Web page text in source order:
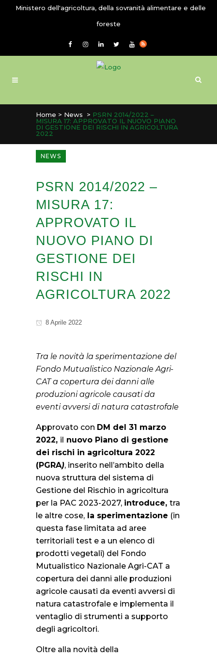
Ministero dell'agricoltura, della sovranità alimentare e delle
foreste
Home > News > PSRN 2014/2022 –
MISURA 17: APPROVATO IL NUOVO PIANO
DI GESTIONE DEI RISCHI IN AGRICOLTURA
2022
NEWS
PSRN 2014/2022 –
MISURA 17:
APPROVATO IL
NUOVO PIANO DI
GESTIONE DEI
RISCHI IN
AGRICOLTURA 2022
8 Aprile 2022
Tra le novità la sperimentazione del
Fondo Mutualistico Nazionale Agri-
CAT a copertura dei danni alle
produzioni agricole causati da
eventi avversi di natura catastrofale
Approvato con DM del 31 marzo
2022, il nuovo Piano di gestione
dei rischi in agricoltura 2022
(PGRA), inserito nell’ambito della
nuova struttura del sistema di
Gestione del Rischio in agricoltura
per la PAC 2023-2027, introduce, tra
le altre cose, la sperimentazione (in
questa fase limitata ad aree
territoriali test e a un elenco di
prodotti vegetali) del Fondo
Mutualistico Nazionale Agri-CAT a
copertura dei danni alle produzioni
agricole causati da eventi avversi di
natura catastrofale e implementa il
ventaglio di strumenti a supporto
degli agricoltori.
Oltre alla novità della